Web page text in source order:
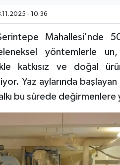
- 10:36
Mahallesi'nde
yöntemlerle
katkısız ve doğal
Yaz aylarında başlayan
bu sürede